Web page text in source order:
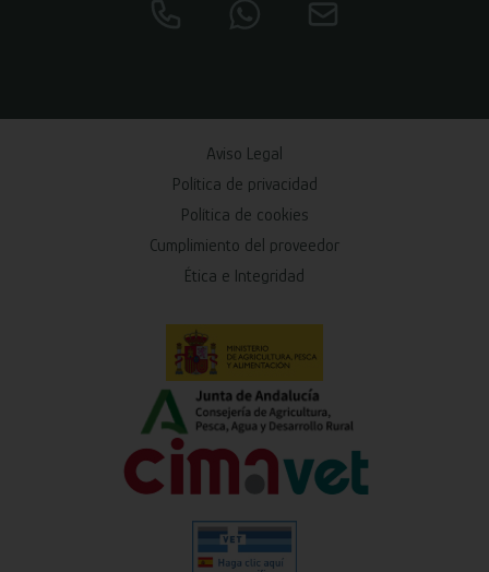
Aviso Legal
Política de privacidad
Política de cookies
Cumplimiento del proveedor
Ética e Integridad